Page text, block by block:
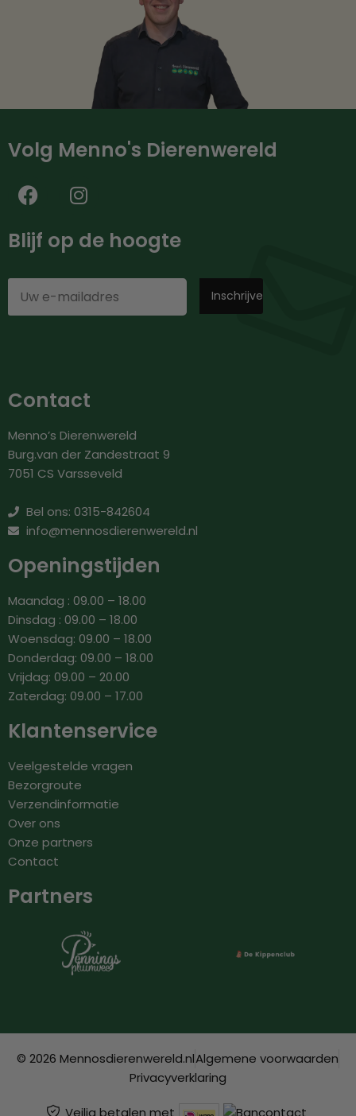
Volg Menno's Dierenwereld
Blijf op de hoogte
Contact
Menno’s Dierenwereld
Burg.van der Zandestraat 9
7051 CS Varsseveld
Bel ons: 0315-842604
info@mennosdierenwereld.nl
Openingstijden
Maandag : 09.00 – 18.00
Dinsdag : 09.00 – 18.00
Woensdag: 09.00 – 18.00
Donderdag: 09.00 – 18.00
Vrijdag: 09.00 – 20.00
Zaterdag: 09.00 – 17.00
Klantenservice
Veelgestelde vragen
Bezorgroute
Verzendinformatie
Over ons
Onze partners
Contact
Partners
© 2026 Mennosdierenwereld.nlAlgemene voorwaarden
Privacyverklaring
Veilig betalen met